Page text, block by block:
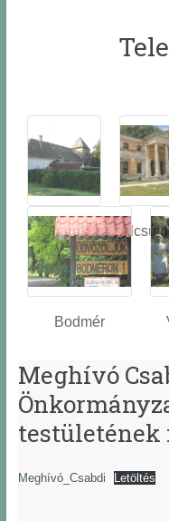
Óbarok
z
Bodmér
Meghívó
Meghívó_Csabdi Letöltés